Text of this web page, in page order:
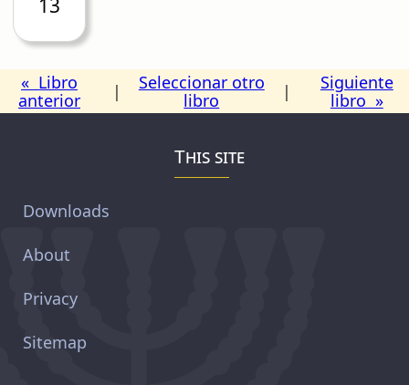
13
« Libro
anterior
|
Seleccionar otro
libro
|
Siguiente
libro »
This site
Downloads
About
Privacy
Sitemap